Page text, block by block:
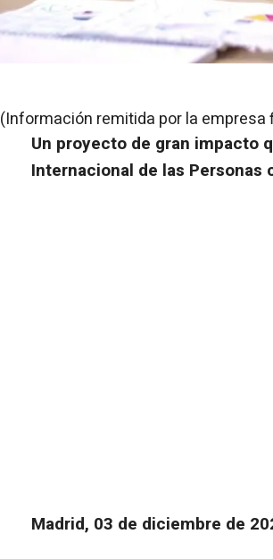
(Información remitida por la empresa
Un proyecto de gran impacto
Internacional de las Personas
Madrid, 03 de diciembre de